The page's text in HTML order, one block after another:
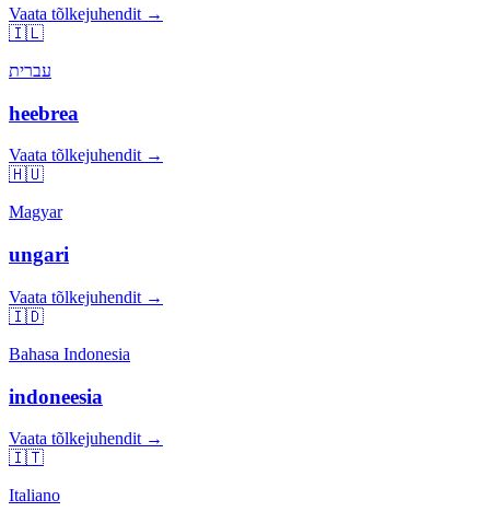
Vaata tõlkejuhendit →
🇮🇱
עברית
heebrea
Vaata tõlkejuhendit →
🇭🇺
Magyar
ungari
Vaata tõlkejuhendit →
🇮🇩
Bahasa Indonesia
indoneesia
Vaata tõlkejuhendit →
🇮🇹
Italiano